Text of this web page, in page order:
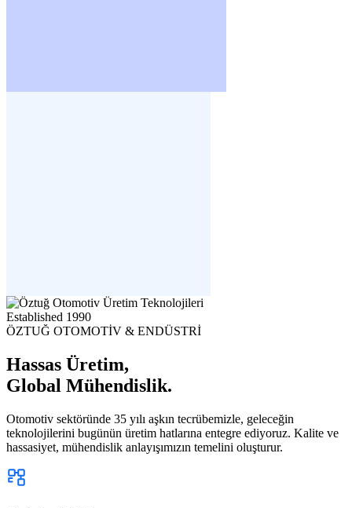
Established 1990
ÖZTUĞ OTOMOTİV & ENDÜSTRİ
Hassas Üretim,
Global Mühendislik.
Otomotiv sektöründe 35 yılı aşkın tecrübemizle, geleceğin
teknolojilerini bugünün üretim hatlarına entegre ediyoruz. Kalite ve
hassasiyet, mühendislik anlayışımızın temelini oluşturur.